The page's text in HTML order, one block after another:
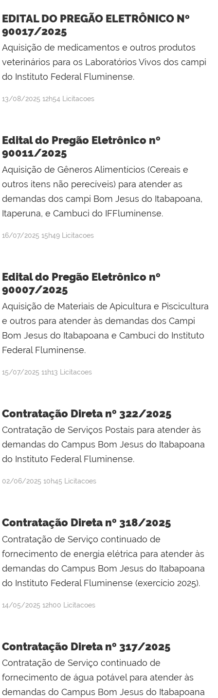
Mineiro
EDITAL DO PREGÃO ELETRÔNICO Nº
90017/2025
Aquisição de medicamentos e outros produtos
veterinários para os Laboratórios Vivos dos campi
do Instituto Federal Fluminense.
por
Mineiro
publicado
13/08/2025 12h54 Licitacoes
Edital do Pregão Eletrônico nº
90011/2025
Aquisição de Gêneros Alimentícios (Cereais e
outros itens não perecíveis) para atender as
demandas dos campi Bom Jesus do Itabapoana,
Itaperuna, e Cambuci do IFFluminense.
por
Mineiro
publicado
16/07/2025 15h49 Licitacoes
Edital do Pregão Eletrônico nº
90007/2025
Aquisição de Materiais de Apicultura e Piscicultura
e outros para atender às demandas dos Campi
Bom Jesus do Itabapoana e Cambuci do Instituto
Federal Fluminense.
por
Mineiro
publicado
15/07/2025 11h13 Licitacoes
Contratação Direta nº 322/2025
Contratação de Serviços Postais para atender às
demandas do Campus Bom Jesus do Itabapoana
do Instituto Federal Fluminense.
por
Mineiro
publicado
02/06/2025 10h45 Licitacoes
Contratação Direta nº 318/2025
Contratação de Serviço continuado de
fornecimento de energia elétrica para atender às
demandas do Campus Bom Jesus do Itabapoana
do Instituto Federal Fluminense (exercício 2025).
por
Mineiro
publicado
14/05/2025 12h00 Licitacoes
Contratação Direta nº 317/2025
Contratação de Serviço continuado de
fornecimento de água potável para atender às
demandas do Campus Bom Jesus do Itabapoana